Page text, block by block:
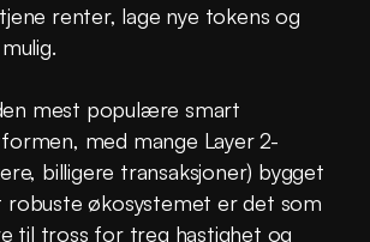
renter, lage nye tokens og
mest populære smart
med mange Layer 2-
billigere transaksjoner) bygget
robuste økosystemet er det som
til tross for treg hastighet og